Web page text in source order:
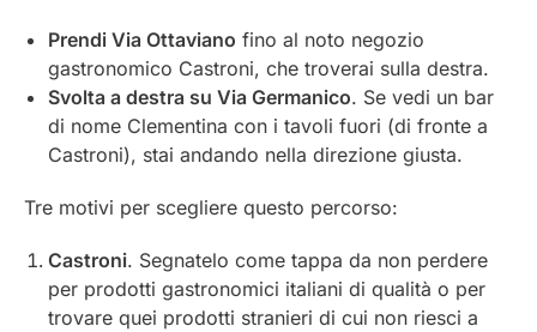
Prendi Via Ottaviano fino al noto negozio
gastronomico Castroni, che troverai sulla destra.
Svolta a destra su Via Germanico. Se vedi un bar
di nome Clementina con i tavoli fuori (di fronte a
Castroni), stai andando nella direzione giusta.
Tre motivi per scegliere questo percorso:
Castroni. Segnatelo come tappa da non perdere
per prodotti gastronomici italiani di qualità o per
trovare quei prodotti stranieri di cui non riesci a